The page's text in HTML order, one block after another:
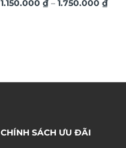
hứng trang trí văn phòng
1.150.000 ₫ – 1.750.000 ₫
CHÍNH SÁCH ƯU ĐÃI